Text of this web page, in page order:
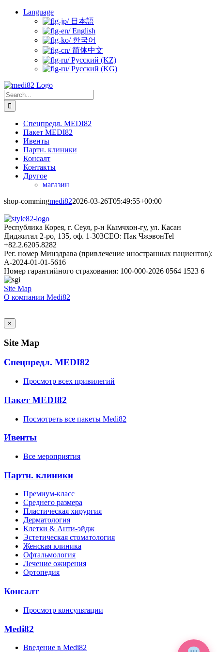
Skip
Language
日本語
English
한국어
简体中文
Русский (KZ)
Русский (KG)
Search
for:
Спецпредл. MEDI82
Пакет MEDI82
Ивенты
Партн. клиники
Консалт
Контакты
Другое
магазин
shop-commingmedi822026-03-26T05:49:55+00:00
Республика Корея, г. Сеул, р-н Кымчхон-гу, ул. Касан
Диджитал 2-ро, 135, оф. 1-303CEO: Пак ЧжэвонTel
+82.2.6205.8282
Рег. номер Минздрава (привлечение иностранных пациентов):
A-2024-01-01-5616
Номер гарантийного страхования: 100-000-2026 0564 1523 6
Site Map
О компании Medi82
×
Site Map
Спецпредл. MEDI82
Просмотр всех привилегий
Пакет MEDI82
Посмотреть все пакеты Medi82
Ивенты
Все мероприятия
Партн. клиники
Премиум-класс
Среднего размера
Пластическая хирургия
Дерматология
Клетки & Анти-эйдж
Эстетическая стоматология
Женская клиника
Офтальмология
Лечение ожирения
Ортопедия
Консалт
Просмотр консультации
Medi82
Введение в Medi82